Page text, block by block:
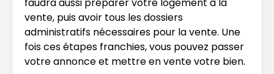
vente, puis avoir tous les dossiers
administratifs nécessaires pour la vente. Une
fois ces étapes franchies, vous pouvez passer
votre annonce et mettre en vente votre bien.